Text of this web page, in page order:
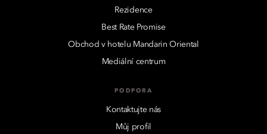
Rezidence
Best Rate Promise
Obchod v hotelu Mandarin Oriental
Mediální centrum
PODPORA
Kontaktujte nás
Můj profil